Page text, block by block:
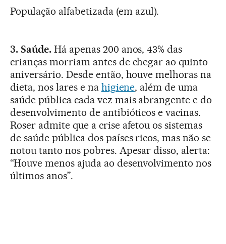
População alfabetizada (em azul).
3. Saúde. Há apenas 200 anos, 43% das
crianças morriam antes de chegar ao quinto
aniversário. Desde então, houve melhoras na
dieta, nos lares e na higiene, além de uma
saúde pública cada vez mais abrangente e do
desenvolvimento de antibióticos e vacinas.
Roser admite que a crise afetou os sistemas
de saúde pública dos países ricos, mas não se
notou tanto nos pobres. Apesar disso, alerta:
“Houve menos ajuda ao desenvolvimento nos
últimos anos”.